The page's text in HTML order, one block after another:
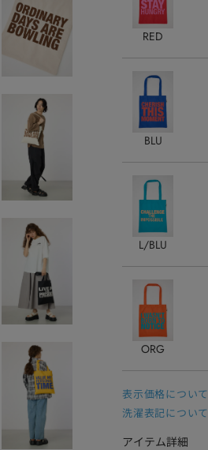
RED
BLU
L/BLU
ORG
表示価格について
洗濯表記について
アイテム詳細